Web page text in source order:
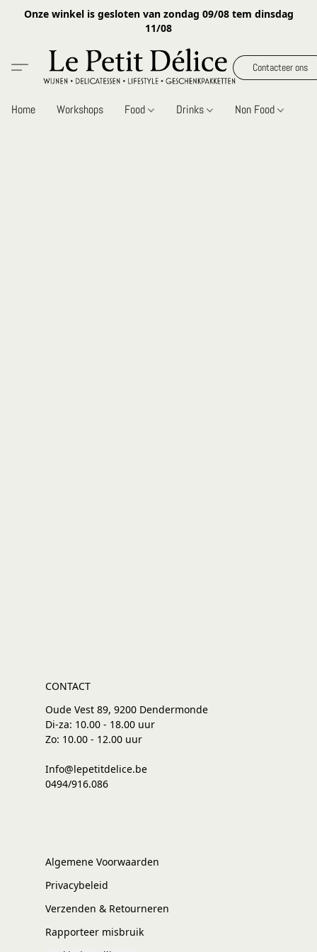
Onze winkel is gesloten van zondag 09/08 tem dinsdag
11/08
Contacteer ons
Home Workshops Food Drinks Non Food
CONTACT
Oude Vest 89, 9200 Dendermonde
Di-za: 10.00 - 18.00 uur
Zo: 10.00 - 12.00 uur
Info@lepetitdelice.be
0494/916.086
Algemene Voorwaarden
Privacybeleid
Verzenden & Retourneren
Rapporteer misbruik